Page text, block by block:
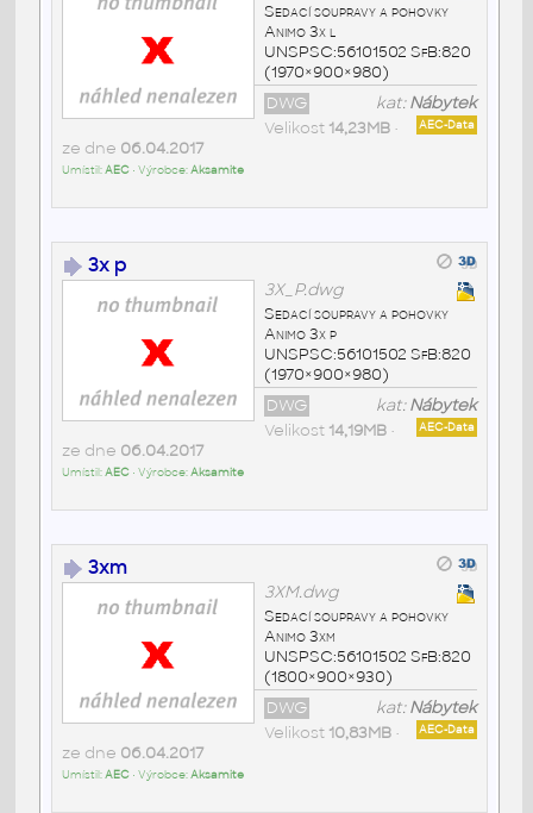
Sedací soupravy a pohovky
Animo 3x l
UNSPSC:56101502 SfB:820
(1970×900×980)
kat:Nábytek
DWG
AEC-Data
Velikost 14,23MB•
ze dne 06.04.2017
Umístil:AEC• Výrobce:Aksamite
3x p
3X_P.dwg
Sedací soupravy a pohovky
Animo 3x p
UNSPSC:56101502 SfB:820
(1970×900×980)
kat:Nábytek
DWG
AEC-Data
Velikost 14,19MB•
ze dne 06.04.2017
Umístil:AEC• Výrobce:Aksamite
3xm
3XM.dwg
Sedací soupravy a pohovky
Animo 3xm
UNSPSC:56101502 SfB:820
(1800×900×930)
kat:Nábytek
DWG
AEC-Data
Velikost 10,83MB•
ze dne 06.04.2017
Umístil:AEC• Výrobce:Aksamite